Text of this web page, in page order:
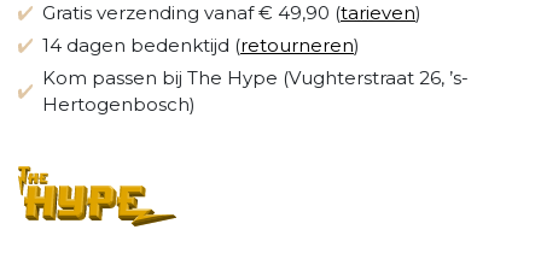
Gratis verzending vanaf € 49,90 (tarieven)
14 dagen bedenktijd (retourneren)
Kom passen bij The Hype (Vughterstraat 26, ’s-
Hertogenbosch)